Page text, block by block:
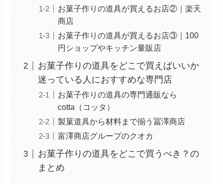
お菓子作りの道具が買えるお店②｜楽天
商店
お菓子作りの道具が買えるお店③｜100
円ショップやキッチン量販店
お菓子作りの道具をどこで買えばいいか
迷っている人におすすめな専門店
お菓子作りの道具の専門通販なら
cotta（コッタ）
製菓道具から材料まで揃う冨澤商店
富澤商店グループのクオカ
お菓子作りの道具をどこで買うべき？の
まとめ